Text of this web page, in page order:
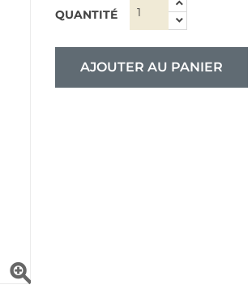

QUANTITÉ
AJOUTER AU PANIER